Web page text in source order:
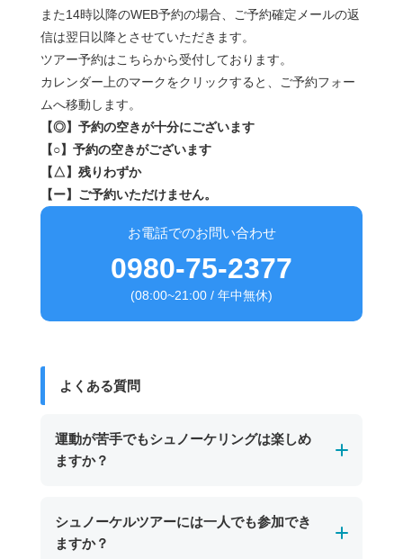
また14時以降のWEB予約の場合、ご予約確定メールの返
信は翌日以降とさせていただきます。
ツアー予約はこちらから受付しております。
カレンダー上のマークをクリックすると、ご予約フォー
ムへ移動します。
【◎】予約の空きが十分にございます
【○】予約の空きがございます
【△】残りわずか
【ー】ご予約いただけません。
お電話でのお問い合わせ
0980-75-2377
(08:00~21:00 / 年中無休)
よくある質問
運動が苦手でもシュノーケリングは楽しめ
ますか？
はい、運動が苦手な方でもお楽しみいただけま
す。ガイドが大きな浮き輪を引っ張ってポイン
シュノーケルツアーには一人でも参加でき
ますか？